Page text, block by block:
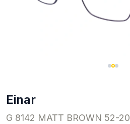
einar
G 8142 MATT BROWN 52-20